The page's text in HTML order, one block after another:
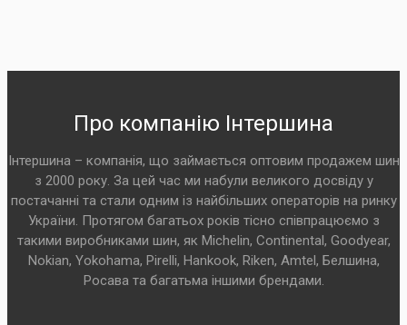
Про компанію Інтершина
Інтершина – компанія, що займається оптовим продажем шин
з 2000 року. За цей час ми набули великого досвіду у
постачанні та стали одним із найбільших операторів на ринку
України. Протягом багатьох років тісно співпрацюємо з
такими виробниками шин, як Michelin, Continental, Goodyear,
Nokian, Yokohama, Pirelli, Hankook, Riken, Amtel, Белшина,
Росава та багатьма іншими брендами.